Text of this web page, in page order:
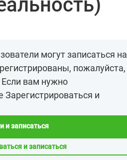
могут записаться на
пожалуйста,
вам нужно
Зарегистрироваться и
и записаться
и записаться